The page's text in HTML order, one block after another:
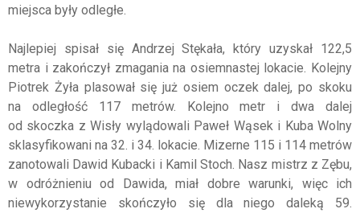
miejsca były odległe.
Najlepiej spisał się Andrzej Stękała, który uzyskał 122,5
metra i zakończył zmagania na osiemnastej lokacie. Kolejny
Piotrek Żyła plasował się już osiem oczek dalej, po skoku
na odległość 117 metrów. Kolejno metr i dwa dalej
od skoczka z Wisły wylądowali Paweł Wąsek i Kuba Wolny
sklasyfikowani na 32. i 34. lokacie. Mizerne 115 i 114 metrów
zanotowali Dawid Kubacki i Kamil Stoch. Nasz mistrz z Zębu,
w odróżnieniu od Dawida, miał dobre warunki, więc ich
niewykorzystanie skończyło się dla niego daleką 59.